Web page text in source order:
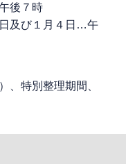
後７時
及び１月４日…午
、特別整理期間、